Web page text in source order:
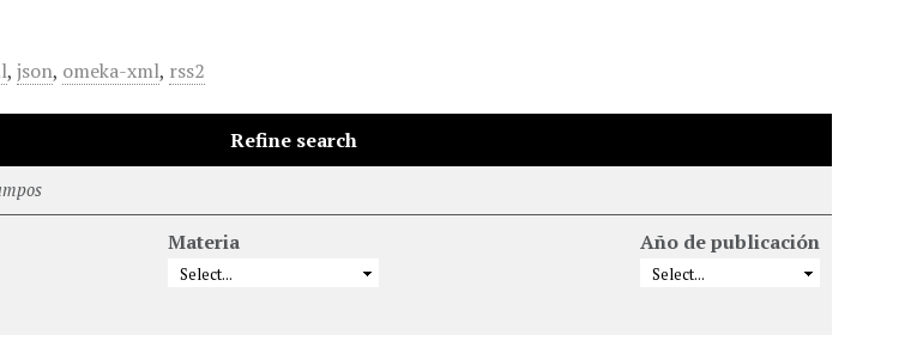
,json, omeka-xml, rss2
Refine search
Materia Año de publicación